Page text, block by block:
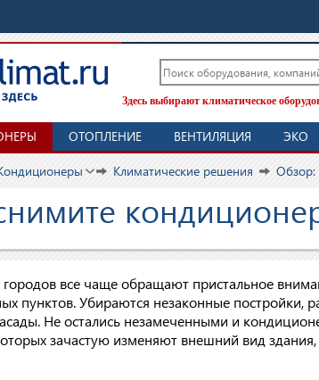
Здесь выбирают климатическое
ОТОПЛЕНИЕ ВЕНТИЛЯЦИЯ ЭКО
Климатические решения Обзор:
городов все чаще обращают пристальное
пунктов. Убираются незаконные постройки,
Не остались незамеченными и
зачастую изменяют внешний вид